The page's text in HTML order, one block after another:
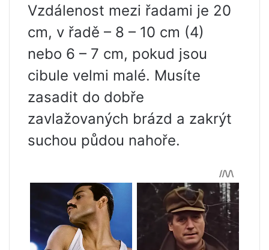
Vzdálenost mezi řadami je 20
cm, v řadě – 8 – 10 cm (4)
nebo 6 – 7 cm, pokud jsou
cibule velmi malé. Musíte
zasadit do dobře
zavlažovaných brázd a zakrýt
suchou půdou nahoře.